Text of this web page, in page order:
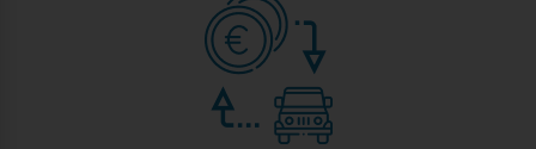
Gastos de gestión documental y preentrega: 300€.
Aceptamos tu coche como parte del pago. Premiamos
los vehículos mejor cuidados.
Wallscar Multimarca, concesionario de vehículos y filial
de Grupo Paredes Automoción, empresa con más de 30